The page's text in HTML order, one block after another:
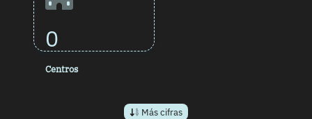
0
Centros
Más cifras